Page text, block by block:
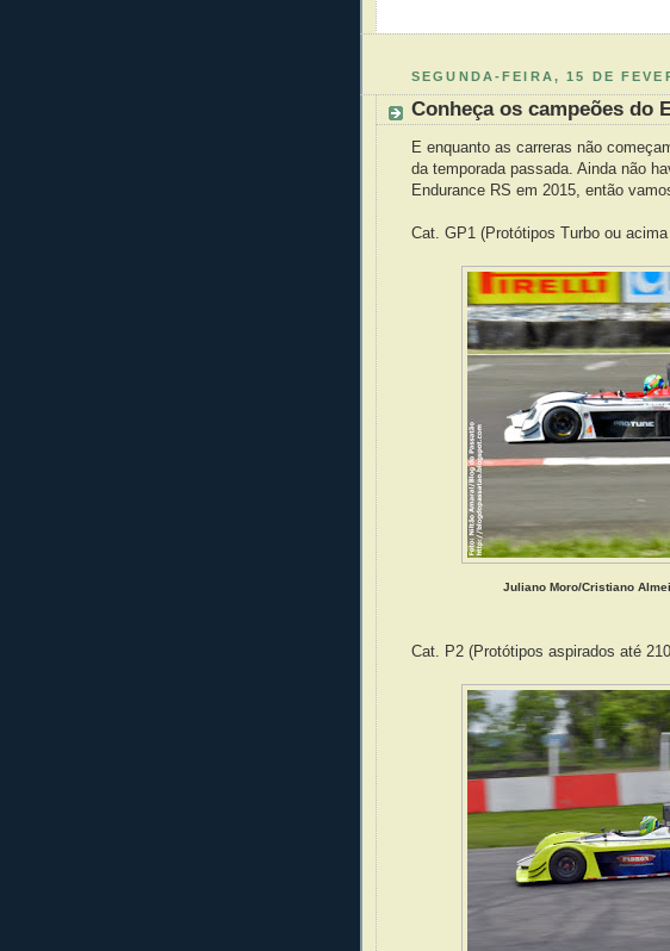
SEGUNDA-FEIRA, 15 DE
Conheça os campeões do
E enquanto as carreras não
da temporada passada. Ainda não
Endurance RS em 2015, então
Cat. GP1 (Protótipos Turbo ou
Juliano Moro/Cristiano
Cat. P2 (Protótipos aspirados até